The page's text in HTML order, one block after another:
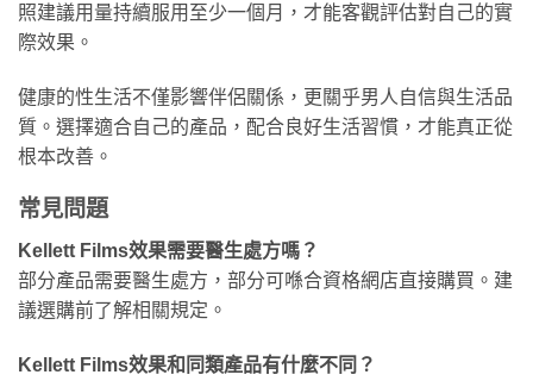
照建議用量持續服用至少一個月，才能客觀評估對自己的實
際效果。
健康的性生活不僅影響伴侶關係，更關乎男人自信與生活品
質。選擇適合自己的產品，配合良好生活習慣，才能真正從
根本改善。
常見問題
Kellett Films效果需要醫生處方嗎？
部分產品需要醫生處方，部分可喺合資格網店直接購買。建
議選購前了解相關規定。
Kellett Films效果和同類產品有什麼不同？